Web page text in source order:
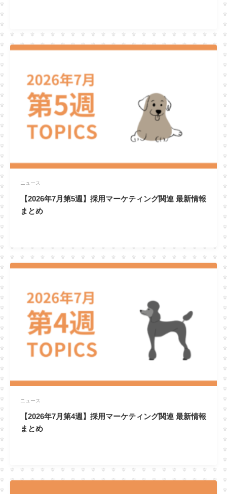
ニュース
【2026年7月第5週】採用マーケティング関連 最新情報
まとめ
ニュース
【2026年7月第4週】採用マーケティング関連 最新情報
まとめ